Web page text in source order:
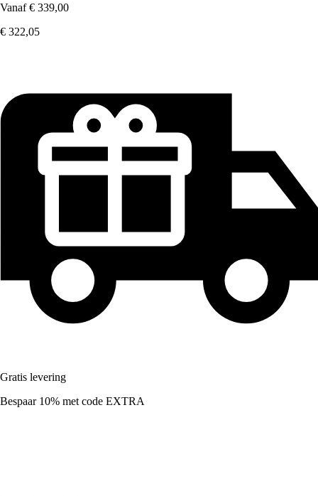
Vanaf € 339,00
€ 322,05
Gratis levering
Bespaar 10% met code EXTRA